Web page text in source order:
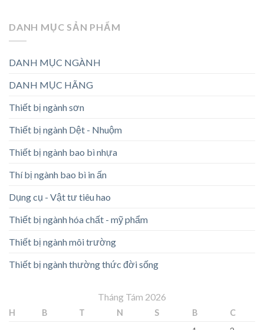
DANH MỤC SẢN PHẨM
DANH MỤC NGÀNH
DANH MỤC HÃNG
Thiết bị ngành sơn
Thiết bị ngành Dệt - Nhuộm
Thiết bị ngành bao bì nhựa
Thí bị ngành bao bì in ấn
Dụng cụ - Vật tư tiêu hao
Thiết bị ngành hóa chất - mỹ phẩm
Thiết bị ngành môi trường
Thiết bị ngành thường thức đời sống
Tháng Tám 2026
H B T N S B
C